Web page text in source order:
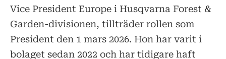
Vice President Europe i Husqvarna Forest &
Garden-divisionen, tillträder rollen som
President den 1 mars 2026. Hon har varit i
bolaget sedan 2022 och har tidigare haft